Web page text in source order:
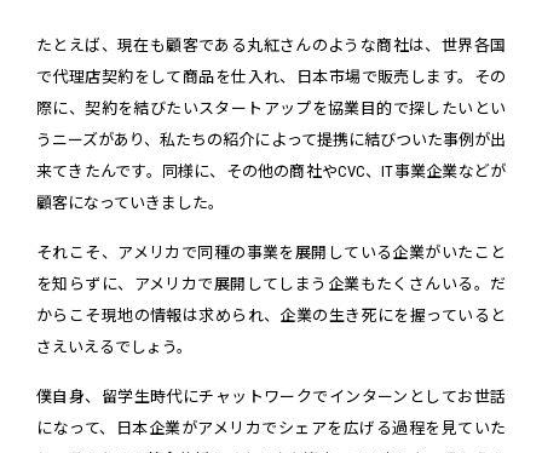
たとえば、現在も顧客である丸紅さんのような商社は、世界各国
で代理店契約をして商品を仕入れ、日本市場で販売します。その
際に、契約を結びたいスタートアップを協業目的で探したいとい
うニーズがあり、私たちの紹介によって提携に結びついた事例が出
来てきたんです。同様に、その他の商社やCVC、IT事業企業などが
顧客になっていきました。
それこそ、アメリカで同種の事業を展開している企業がいたこと
を知らずに、アメリカで展開してしまう企業もたくさんいる。だ
からこそ現地の情報は求められ、企業の生き死にを握っていると
さえいえるでしょう。
僕自身、留学生時代にチャットワークでインターンとしてお世話
になって、日本企業がアメリカでシェアを広げる過程を見ていた